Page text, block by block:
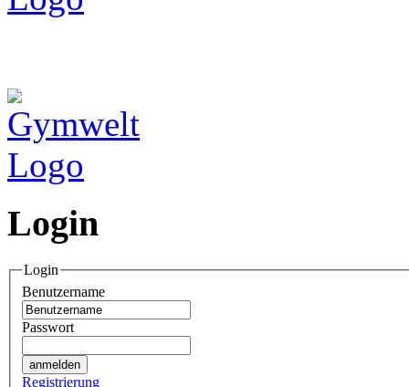
Login
Login
Benutzername
Passwort
Registrierung